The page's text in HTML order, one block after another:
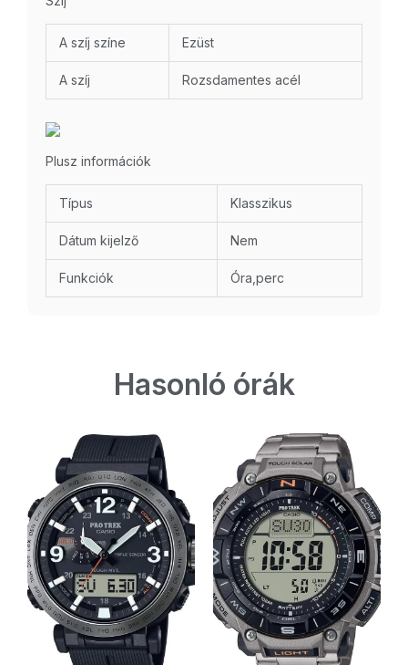
A szíj színe Ezüst
A szíj Rozsdamentes acél
Plusz információk
Típus Klasszikus
Dátum kijelző Nem
Funkciók Óra,perc
Hasonló órák